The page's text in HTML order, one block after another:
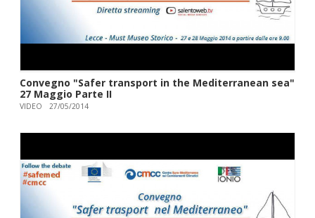
Convegno "Safer transport in the Mediterranean sea"
27 Maggio Parte II
VIDEO 27/05/2014